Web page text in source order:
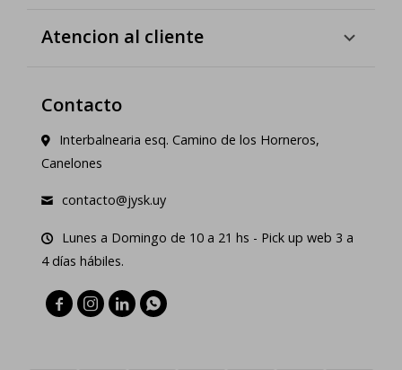
Atencion al cliente
Contacto
Interbalnearia esq. Camino de los Horneros,
Canelones
contacto@jysk.uy
Lunes a Domingo de 10 a 21 hs - Pick up web 3 a
4 días hábiles.
   